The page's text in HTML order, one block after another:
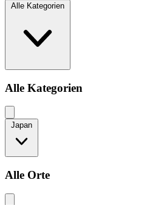
Alle Kategorien
Alle Kategorien
Japan
Alle Orte